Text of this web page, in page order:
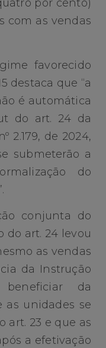
por cento)
com as vendas
favorecido
destaca que “a
é automática
do art. 24 da
2.179, de 2024,
submeterão a
do
conjunta do
do art. 24 levou
as vendas
da Instrução
da
as unidades se
art. 23 e que as
a efetivação